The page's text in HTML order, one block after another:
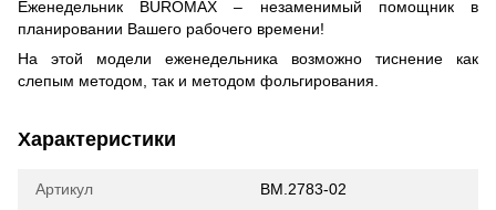
Еженедельник BUROMAX – незаменимый помощник в
планировании Вашего рабочего времени!
На этой модели еженедельника возможно тиснение как
слепым методом, так и методом фольгирования.
Характеристики
Артикул BM.2783-02